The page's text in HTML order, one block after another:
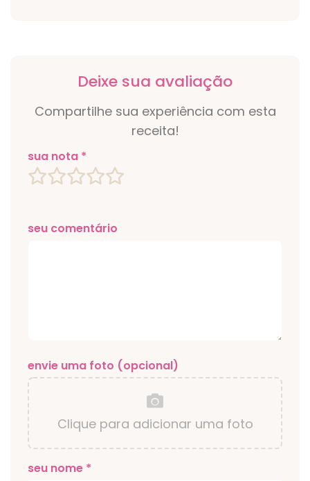
Deixe sua avaliação
Compartilhe sua experiência com esta
receita!
sua nota *
seu comentário
envie uma foto (opcional)
Clique para adicionar uma foto
seu nome *